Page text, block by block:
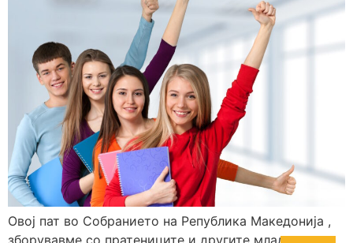
Овој пат во Собранието на Република Македонија ,